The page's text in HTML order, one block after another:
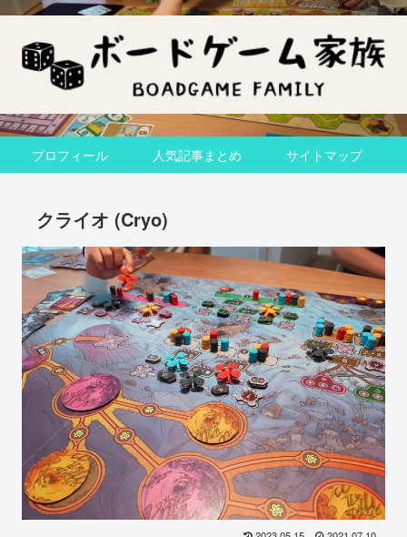
プロフィール 人気記事まとめ サイトマップ
クライオ (Cryo)